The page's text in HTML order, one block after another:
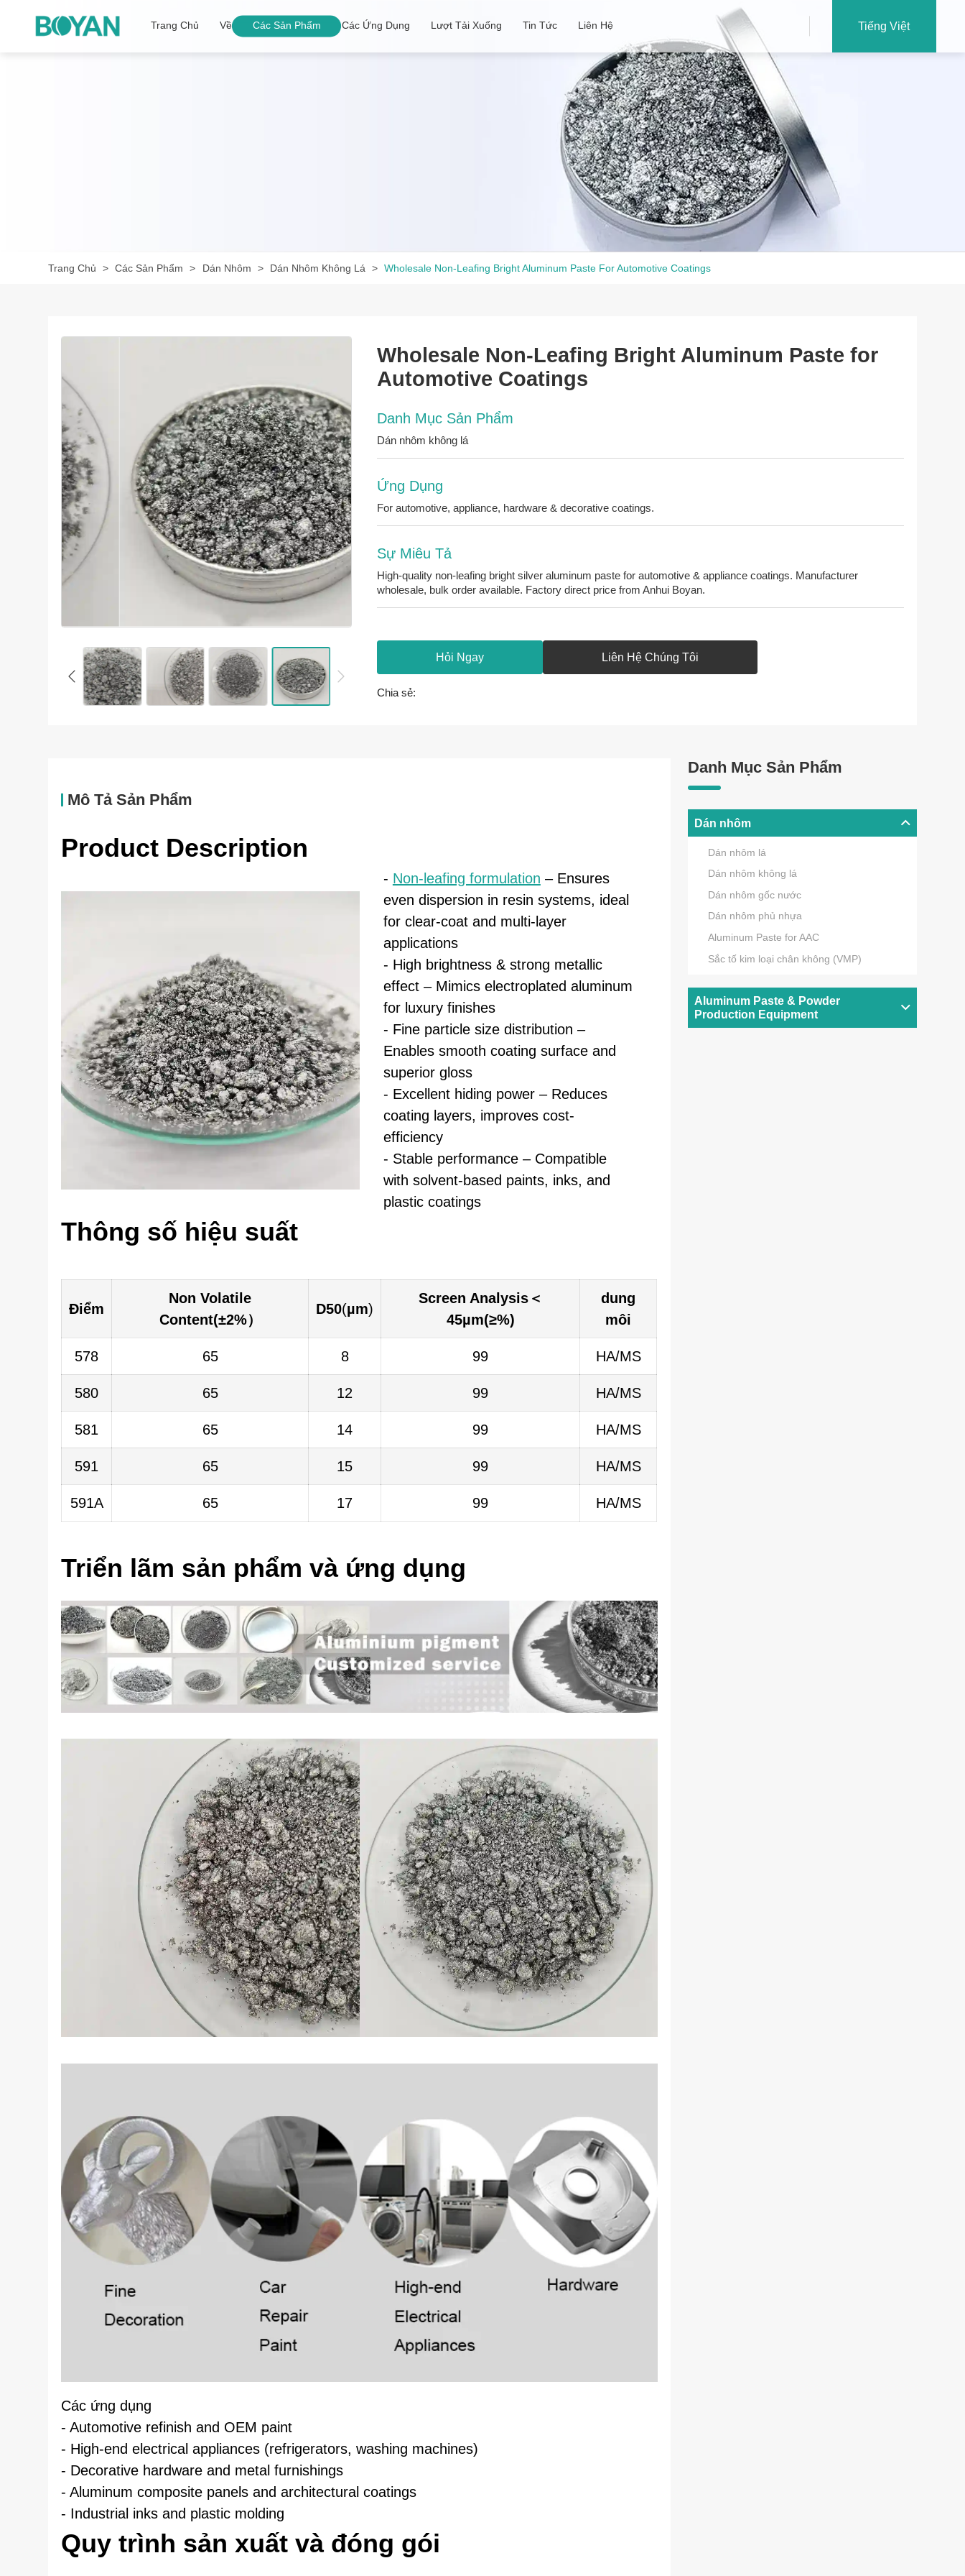
Trang Chủ Về Các Sản Phẩm Các Ứng Dụng Lượt Tải Xuống Tin Tức Liên Hệ Tiếng Việt
Trang Chủ Các Sản Phẩm Dán Nhôm Dán Nhôm Không Lá Wholesale Non-Leafing Bright Aluminum Paste For Automotive Coatings
Wholesale Non-Leafing Bright Aluminum Paste for
Automotive Coatings
Danh Mục Sản Phẩm
Dán nhôm không lá
Ứng Dụng
For automotive, appliance, hardware & decorative coatings.
Sự Miêu Tả
High-quality non-leafing bright silver aluminum paste for automotive & appliance coatings. Manufacturer
wholesale, bulk order available. Factory direct price from Anhui Boyan.
Hỏi Ngay Liên Hệ Chúng Tôi
Chia sẻ:
Mô Tả Sản Phẩm
Product Description
- Non-leafing formulation – Ensures
even dispersion in resin systems, ideal
for clear-coat and multi-layer
applications
- High brightness & strong metallic
effect – Mimics electroplated aluminum
for luxury finishes
- Fine particle size distribution –
Enables smooth coating surface and
superior gloss
- Excellent hiding power – Reduces
coating layers, improves cost-
efficiency
- Stable performance – Compatible
with solvent-based paints, inks, and
plastic coatings
Thông số hiệu suất
Điểm
Non Volatile
Content(±2%）
D50(µm)
Screen Analysis＜
45µm(≥%)
dung
môi
578 65 8 99 HA/MS
580 65 12 99 HA/MS
581 65 14 99 HA/MS
591 65 15 99 HA/MS
591A 65 17 99 HA/MS
Triển lãm sản phẩm và ứng dụng
Các ứng dụng
- Automotive refinish and OEM paint
- High-end electrical appliances (refrigerators, washing machines)
- Decorative hardware and metal furnishings
- Aluminum composite panels and architectural coatings
- Industrial inks and plastic molding
Quy trình sản xuất và đóng gói
Danh Mục Sản Phẩm
Dán nhôm
Dán nhôm lá
Dán nhôm không lá
Dán nhôm gốc nước
Dán nhôm phủ nhựa
Aluminum Paste for AAC
Sắc tố kim loại chân không (VMP)
Aluminum Paste & Powder
Production Equipment